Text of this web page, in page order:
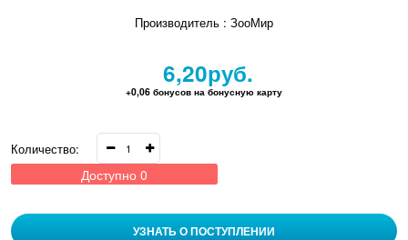
Производитель : ЗооМир
6,20руб.
+0,06 бонусов на бонусную карту
Количество:
Доступно 0
УЗНАТЬ О ПОСТУПЛЕНИИ